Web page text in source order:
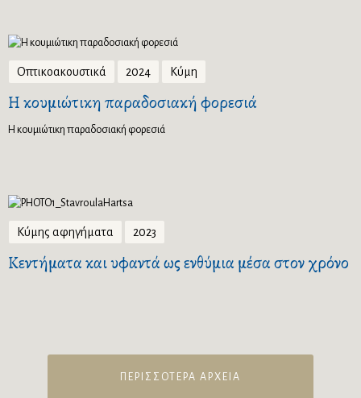
Οπτικοακουστικά 2024 Κύμη
Η κουμιώτικη παραδοσιακή φορεσιά
Η κουμιώτικη παραδοσιακή φορεσιά
Κύμης αφηγήματα 2023
Κεντήματα και υφαντά ως ενθύμια μέσα στον χρόνο
ΠΕΡΙΣΣΟΤΕΡΑ ΑΡΧΕΙΑ